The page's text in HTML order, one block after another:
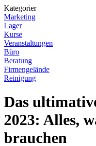
Kategorier
Marketing
Lager
Kurse
Veranstaltungen
Büro
Beratung
Firmengelände
Reinigung
Das
2023: Alles,
brauchen